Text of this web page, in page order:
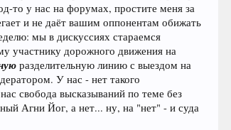
то у нас на форумах, простите меня за
и не даёт вашим оппонентам обижать
мы в дискуссиях стараемся
участнику дорожного движения на
разделительную линию с выездом на
У нас - нет такого
свобода высказываний по теме без
Агни Йог, а нет... ну, на "нет" - и суда